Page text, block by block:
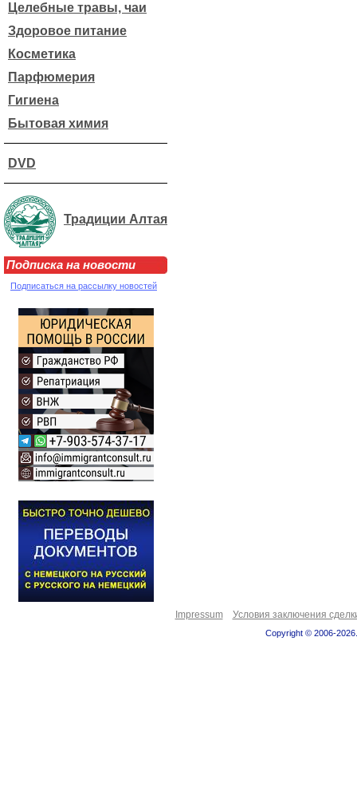
Целебные травы, чаи
Здоровое питание
Косметика
Парфюмерия
Гигиена
Бытовая химия
DVD
Традиции Алтая
Подписка на новости
Подписаться на рассылку новостей
Impressum Условия заключения
Copyright © 2006-